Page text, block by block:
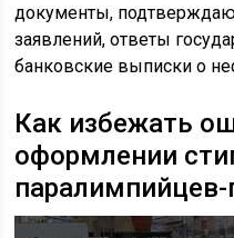
документы,
заявлений, ответы
банковские выписки о
Как избежать
оформлении
паралимпийцев-